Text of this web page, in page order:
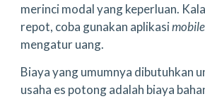
merinci modal yang keperluan.
repot, coba gunakan aplikasimobile
mengatur uang.
Biaya yang umumnya dibutuhkan
usaha es potong adalah biaya